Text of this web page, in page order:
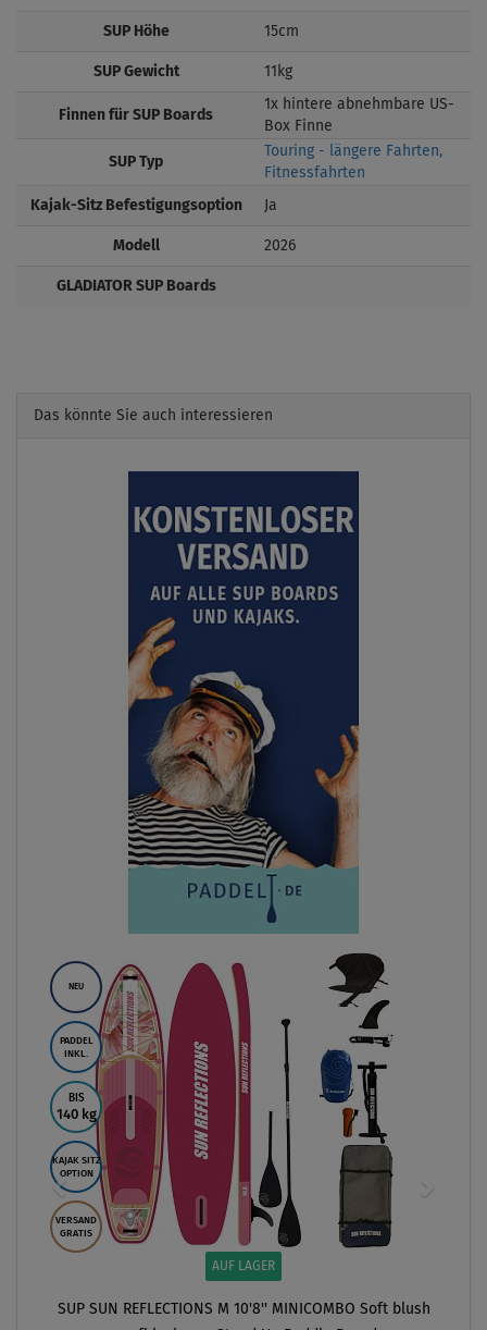
SUP Höhe 15cm
SUP Gewicht 11kg
Finnen für SUP Boards
1x hintere abnehmbare US-
Box Finne
SUP Typ
Touring - längere Fahrten,
Fitnessfahrten
Kajak-Sitz Befestigungsoption Ja
Modell 2026
GLADIATOR SUP Boards
Das könnte Sie auch interessieren
NEU
PADDEL
INKL.
BIS
140 kg
KAJAK SITZ
OPTION
VERSAND
GRATIS
AUF LAGER
SUP SUN REFLECTIONS M 10'8'' MINICOMBO Soft blush